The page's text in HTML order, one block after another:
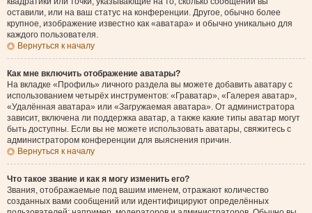
оставили, или на ваш статус на конференции. Другое, обычно более
крупное, изображение известно как «аватара» и обычно уникально для
каждого пользователя.
Вернуться к началу
Как мне включить отображение аватары?
На вкладке «Профиль» личного раздела вы можете добавить аватару с
использованием четырёх инструментов: «Граватар», «Галерея аватар»,
«Удалённая аватара» или «Загружаемая аватара». От администратора
зависит, включена ли поддержка аватар, а также какие типы аватар могут
быть доступны. Если вы не можете использовать аватары, свяжитесь с
администратором конференции для выяснения причин.
Вернуться к началу
Что такое звание и как я могу изменить его?
Звания, отображаемые под вашим именем, отражают количество
созданных вами сообщений или идентифицируют определённых